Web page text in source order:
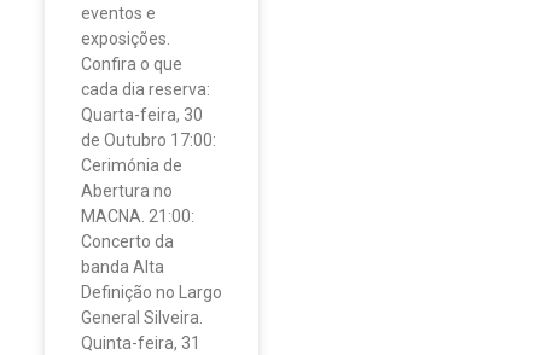
eventos e
exposições.
Confira o que
cada dia reserva:
Quarta-feira, 30
de Outubro 17:00:
Cerimónia de
Abertura no
MACNA. 21:00:
Concerto da
banda Alta
Definição no Largo
General Silveira.
Quinta-feira, 31